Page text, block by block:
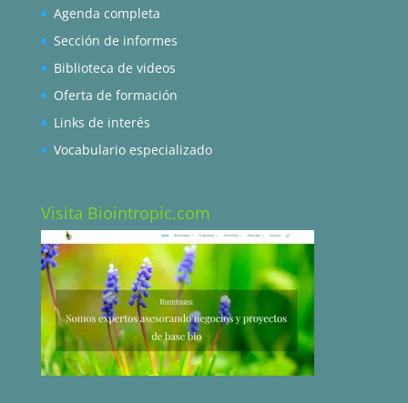
Agenda completa
Sección de informes
Biblioteca de videos
Oferta de formación
Links de interés
Vocabulario especializado
Visita Biointropic.com